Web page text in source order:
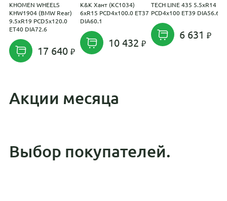
KHOMEN WHEELS
KHW1904 (BMW Rear)
9.5xR19 PCD5x120.0
ET40 DIA72.6
17 640
K&K Хант (КС1034)
6xR15 PCD4x100.0 ET37
DIA60.1
10 432
TECH LINE 435 5.5xR14
PCD4x100 ET39 DIA56.6
6 631
Акции месяца
Выбор покупателей.